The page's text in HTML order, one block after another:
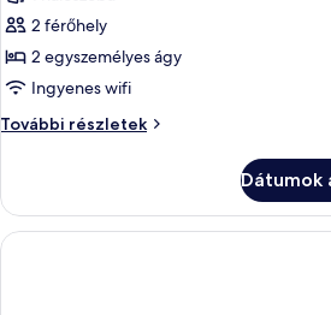
képének
megtekintése:
Gazdaságos
két
nemdohányzó
2 férőhely
2 egyszemélyes ágy
Ingyenes wifi
További részletek
Gazdaságos
ággyal,
nemdohányzó
további
Dátumok